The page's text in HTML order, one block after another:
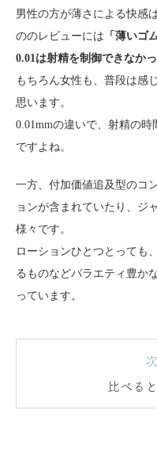
男性の方が薄さによる快感
ののレビューには 「薄いゴ
0.01は射精を制御できなかっ
もちろん女性も、普段は感
思います。
0.01mmの違いで、射精の
ですよね。
一方、付加価値追及型のコ
ョンが含まれていたり、ジ
様々です。
ローションひとつとっても
るものなどバラエティ豊か
っています。
比べる